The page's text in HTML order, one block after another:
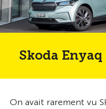
Skoda
On avait rarement vu